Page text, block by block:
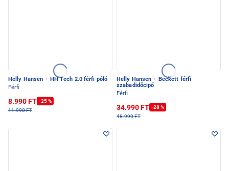
Helly Hansen ·
HH Tech 2.0 férfi póló
Férfi
8.990 FT -25 %
11.990 FT
Helly Hansen ·
Beckett férfi
szabadidőcipő
Férfi
34.990 FT -28 %
48.990 FT